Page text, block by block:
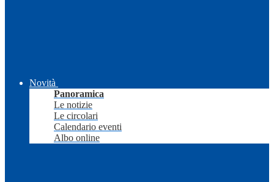
Novità
Panoramica
Le notizie
Le circolari
Calendario eventi
Albo online